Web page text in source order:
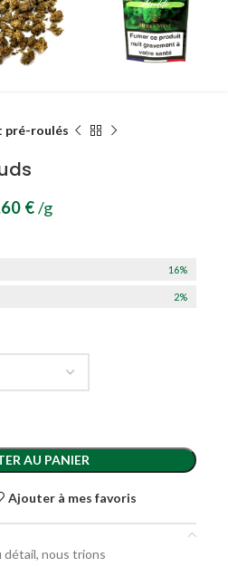
pré-roulés
€/g
16%
2%
AU PANIER
Ajouter à mes favoris
détail, nous trions